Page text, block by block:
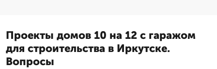
Проекты домов 10 на 12 с гаражом
для строительства в Иркутске.
Вопросы